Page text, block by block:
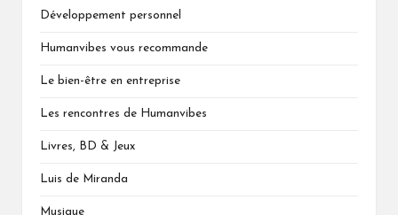
Développement personnel
Humanvibes vous recommande
Le bien-être en entreprise
Les rencontres de Humanvibes
Livres, BD & Jeux
Luis de Miranda
Musique